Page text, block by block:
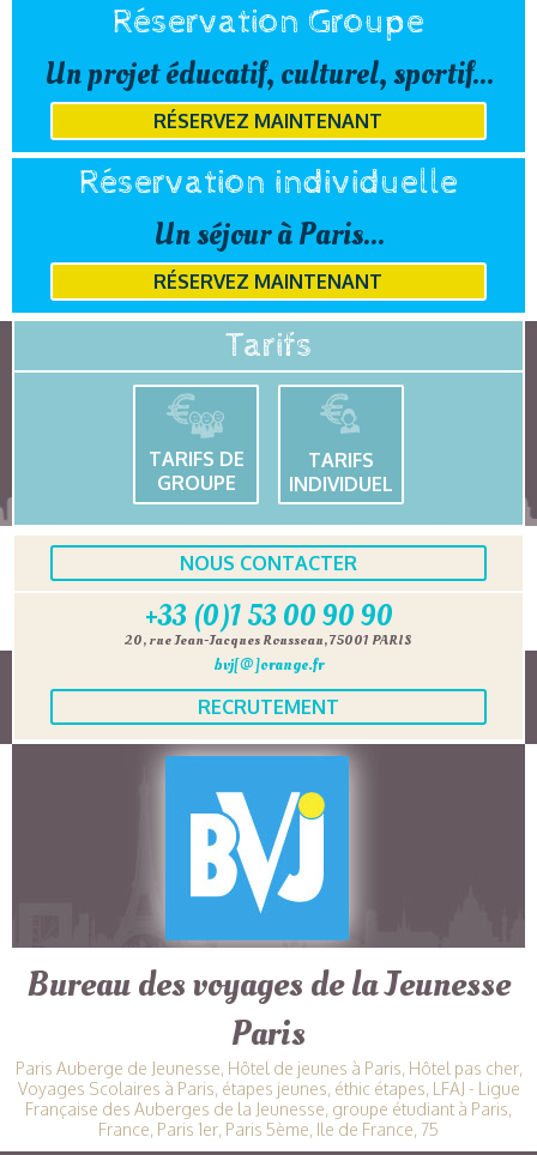
Réservation Groupe
Un projet éducatif, culturel, sportif...
RÉSERVEZ MAINTENANT
Réservation individuelle
Un séjour à Paris...
RÉSERVEZ MAINTENANT
Tarifs
TARIFS DE
GROUPE
TARIFS
INDIVIDUEL
NOUS CONTACTER
+33 (0)1 53 00 90 90
20, rue Jean-Jacques Rousseau, 75001 PARIS
bvj[@]orange.fr
RECRUTEMENT
Bureau des voyages de la Jeunesse
Paris
Paris Auberge de Jeunesse, Hôtel de jeunes à Paris, Hôtel pas cher,
Voyages Scolaires à Paris, étapes jeunes, éthic étapes, LFAJ - Ligue
Française des Auberges de la Jeunesse, groupe étudiant à Paris,
France, Paris 1er, Paris 5ème, Ile de France, 75